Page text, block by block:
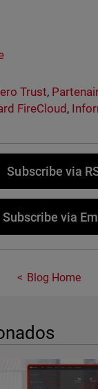
Trust,
FireCloud,
Subscribe via
Subscribe via
Blog Home